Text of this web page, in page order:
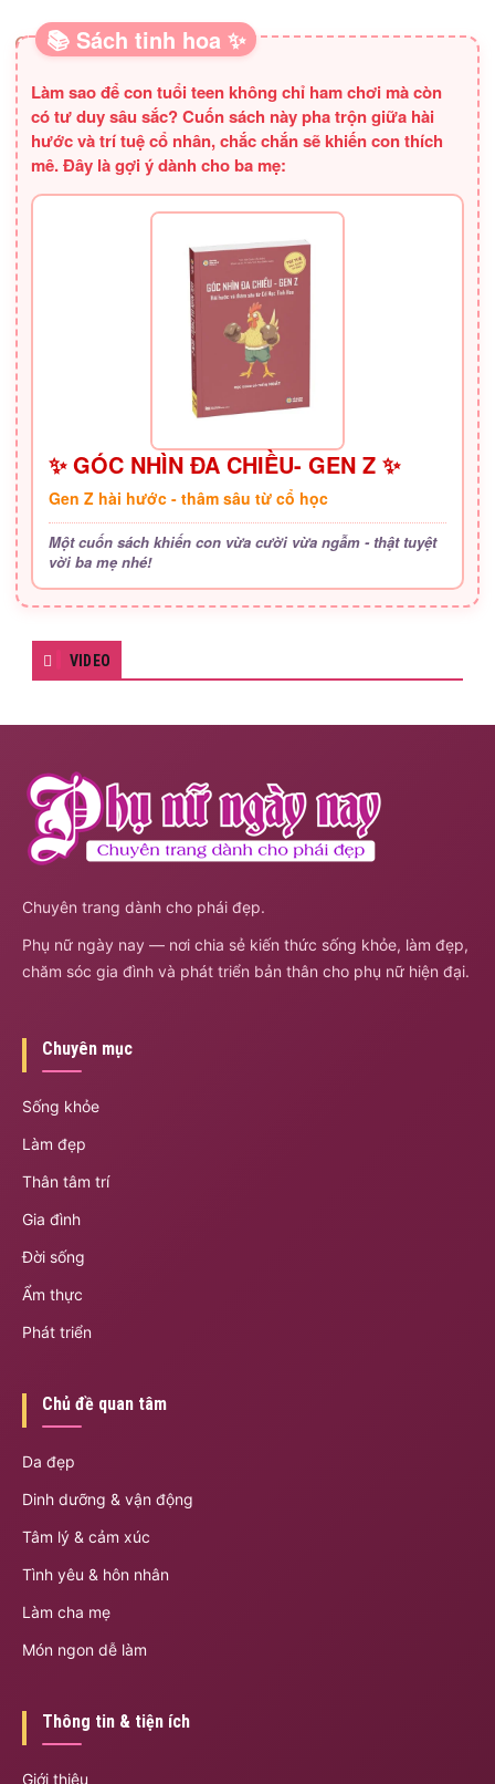
SÁCH HAY CHO BA MẸ
📚 Sách tinh hoa ✨
Làm sao để con tuổi teen không chỉ ham chơi mà còn
có tư duy sâu sắc? Cuốn sách này pha trộn giữa hài
hước và trí tuệ cổ nhân, chắc chắn sẽ khiến con thích
mê. Đây là gợi ý dành cho ba mẹ:
✨ GÓC NHÌN ĐA CHIỀU- GEN Z ✨
Gen Z hài hước - thâm sâu từ cổ học
Một cuốn sách khiến con vừa cười vừa ngẫm - thật tuyệt
vời ba mẹ nhé!
VIDEO
Chuyên trang dành cho phái đẹp.
Phụ nữ ngày nay — nơi chia sẻ kiến thức sống khỏe, làm đẹp,
chăm sóc gia đình và phát triển bản thân cho phụ nữ hiện đại.
Chuyên mục
Sống khỏe
Làm đẹp
Thân tâm trí
Gia đình
Đời sống
Ẩm thực
Phát triển
Chủ đề quan tâm
Da đẹp
Dinh dưỡng & vận động
Tâm lý & cảm xúc
Tình yêu & hôn nhân
Làm cha mẹ
Món ngon dễ làm
Thông tin & tiện ích
Giới thiệu